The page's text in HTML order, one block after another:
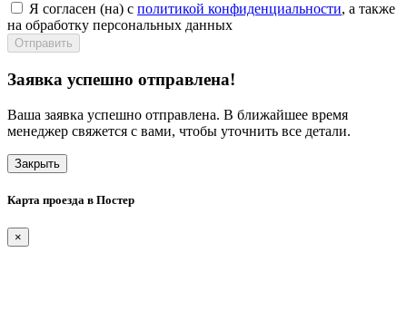
Я согласен (на) с политикой конфиденциальности, а также
на обработку персональных данных
Отправить
Заявка успешно отправлена!
Ваша заявка успешно отправлена. В ближайшее время
менеджер свяжется с вами, чтобы уточнить все детали.
Закрыть
Карта проезда в Постер
×